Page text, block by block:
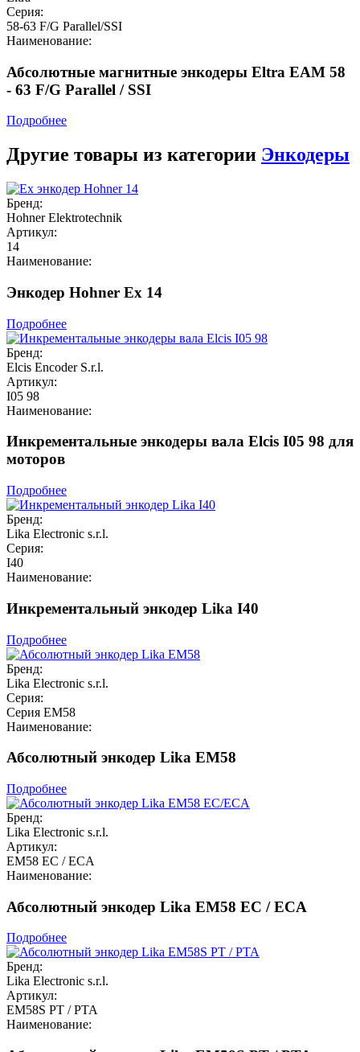
Серия:
58-63 F/G Parallel/SSI
Наименование:
Абсолютные магнитные энкодеры Eltra EAM 58
- 63 F/G Parallel / SSI
Подробнее
Другие товары из категории Энкодеры
Бренд:
Hohner Elektrotechnik
Артикул:
14
Наименование:
Энкодер Hohner Ex 14
Подробнее
Бренд:
Elcis Encoder S.r.l.
Артикул:
I05 98
Наименование:
Инкрементальные энкодеры вала Elcis I05 98 для
моторов
Подробнее
Бренд:
Lika Electronic s.r.l.
Серия:
I40
Наименование:
Инкрементальный энкодер Lika I40
Подробнее
Бренд:
Lika Electronic s.r.l.
Серия:
Серия EM58
Наименование:
Абсолютный энкодер Lika EM58
Подробнее
Бренд:
Lika Electronic s.r.l.
Артикул:
EM58 EC / ECA
Наименование:
Абсолютный энкодер Lika EM58 EC / ECA
Подробнее
Бренд:
Lika Electronic s.r.l.
Артикул:
EM58S PT / PTA
Наименование: